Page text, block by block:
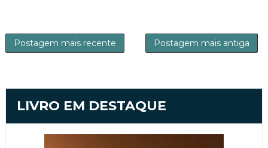
Postagem mais recente Postagem mais antiga
LIVRO EM DESTAQUE